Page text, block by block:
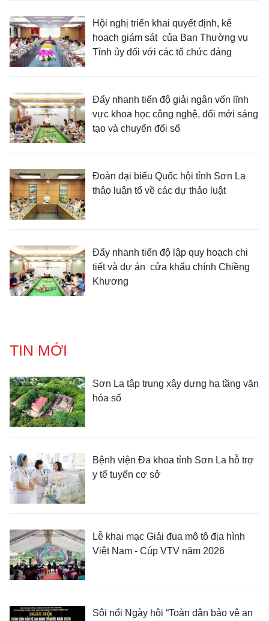
Hội nghị triển khai quyết định, kế
hoạch giám sát của Ban Thường vụ
Tỉnh ủy đối với các tổ chức đảng
Đẩy nhanh tiến độ giải ngân vốn lĩnh
vực khoa học công nghệ, đổi mới sáng
tạo và chuyển đổi số
Đoàn đại biểu Quốc hội tỉnh Sơn La
thảo luận tổ về các dự thảo luật
Đẩy nhanh tiến độ lập quy hoạch chi
tiết và dự án cửa khẩu chính Chiềng
Khương
TIN MỚI
Sơn La tập trung xây dựng hạ tầng văn
hóa số
Bệnh viện Đa khoa tỉnh Sơn La hỗ trợ
y tế tuyến cơ sở
Lễ khai mạc Giải đua mô tô địa hình
Việt Nam - Cúp VTV năm 2026
Sôi nổi Ngày hội “Toàn dân bảo vệ an